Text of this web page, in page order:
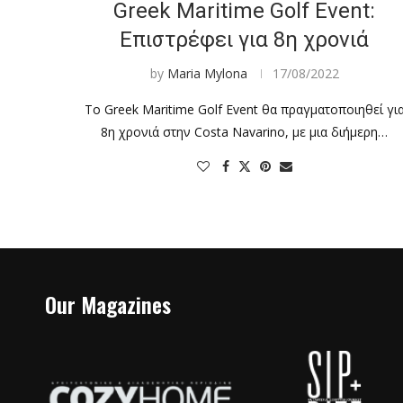
Greek Maritime Golf Event:
Eπιστρέφει για 8η χρονιά
by Maria Mylona 17/08/2022
Το Greek Maritime Golf Event θα πραγματοποιηθεί
8η χρονιά στην Costa Navarino, με μια διήμερη…
Our Magazines